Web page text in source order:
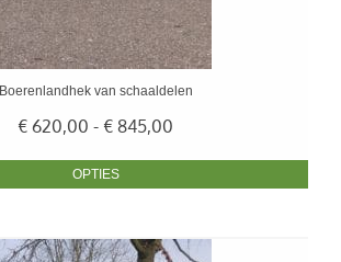
Boerenlandhek van schaaldelen
€ 620,00 - € 845,00
OPTIES